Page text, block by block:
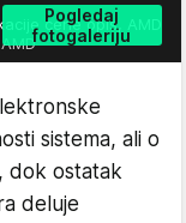
Pogledaj
fotogaleriju
cene opis, AMD
sistema, ali o
dok ostatak
deluje